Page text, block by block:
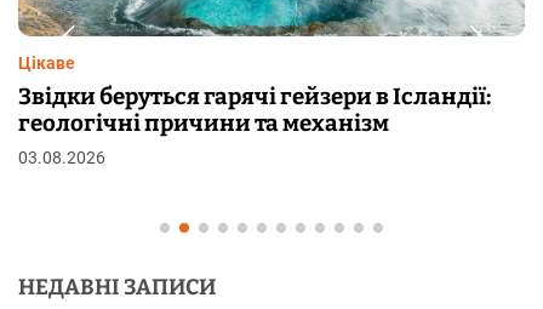
Цікаве
Чому від переляку з’являються мурашки на
шкірі: фізіологія пілоерекції
29.07.2026
НЕДАВНІ ЗАПИСИ